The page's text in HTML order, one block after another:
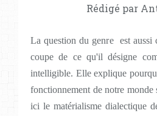
Rédigé par
La question du genre est aussi
coupe de ce qu'il désigne
intelligible. Elle explique
fonctionnement de notre monde
ici le matérialisme dialectique